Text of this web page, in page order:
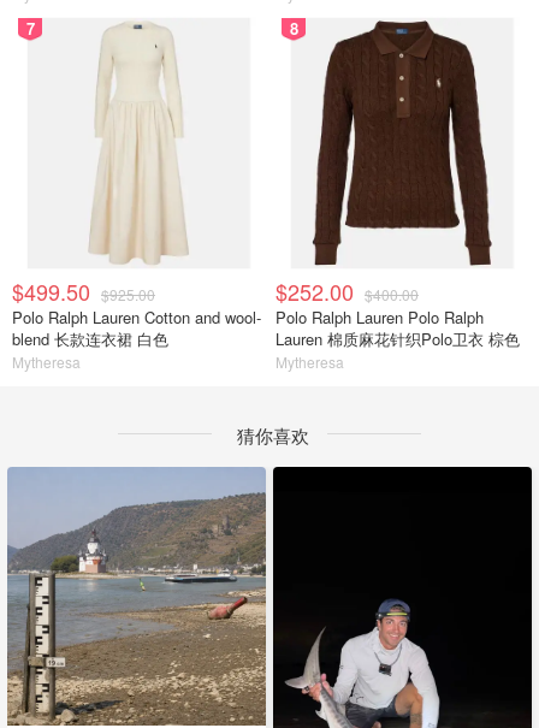
7
$499.50 $925.00
Polo Ralph Lauren Cotton and wool-
blend 长款连衣裙 白色
Mytheresa
8
$252.00 $400.00
Polo Ralph Lauren Polo Ralph
Lauren 棉质麻花针织Polo卫衣 棕色
Mytheresa
猜你喜欢